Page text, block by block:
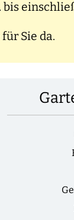
Sie da.